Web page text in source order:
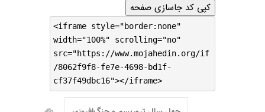
کپی کد جاسازی صفحه
<iframe style="border:none"
width="100%" scrolling="no"
src="https://www.mojahedin.org/if
/8062f9f8-fe7e-4698-bd1f-
cf37f49dbc16"></iframe>